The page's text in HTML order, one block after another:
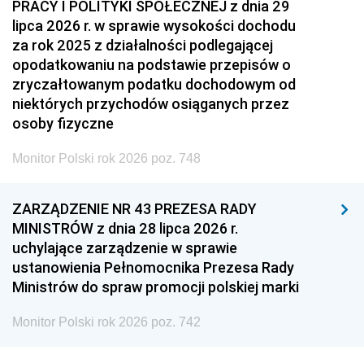
PRACY I POLITYKI SPOŁECZNEJ z dnia 29
lipca 2026 r. w sprawie wysokości dochodu
za rok 2025 z działalności podlegającej
opodatkowaniu na podstawie przepisów o
zryczałtowanym podatku dochodowym od
niektórych przychodów osiąganych przez
osoby fizyczne
Monitor Polski rok 2026 poz. 748
ZARZĄDZENIE NR 43 PREZESA RADY
MINISTRÓW z dnia 28 lipca 2026 r.
uchylające zarządzenie w sprawie
ustanowienia Pełnomocnika Prezesa Rady
Ministrów do spraw promocji polskiej marki
Monitor Polski rok 2026 poz. 742